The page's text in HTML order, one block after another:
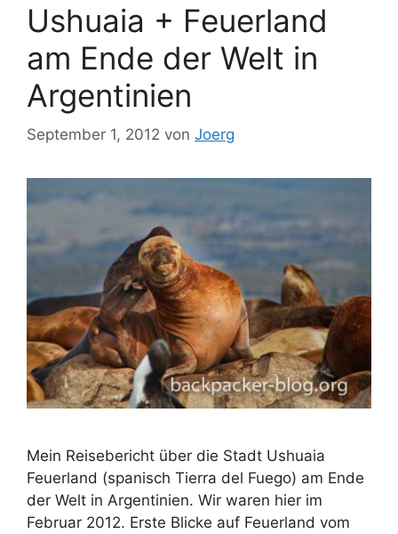
Ushuaia + Feuerland
am Ende der Welt in
Argentinien
September 1, 2012 von Joerg
Mein Reisebericht über die Stadt Ushuaia
Feuerland (spanisch Tierra del Fuego) am Ende
der Welt in Argentinien. Wir waren hier im
Februar 2012. Erste Blicke auf Feuerland vom